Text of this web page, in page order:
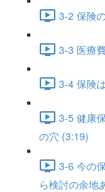
3-2 保険
3-3 医療
3-4 保険
3-5 健康
の穴 (3:19)
3-6 今の
ら検討の余地